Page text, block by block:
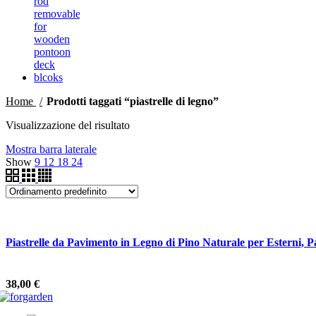
Home
Prodotti taggati “piastrelle di legno”
Visualizzazione del risultato
Mostra barra laterale
Show 9 12 18 24
Piastrelle da Pavimento in Legno di Pino Naturale per Esterni,
38,00 €